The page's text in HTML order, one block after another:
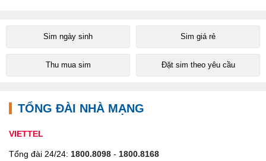
Sim ngày sinh Sim giá rẻ
Thu mua sim Đặt sim theo yêu cầu
TỔNG ĐÀI NHÀ MẠNG
VIETTEL
Tổng đài 24/24: 1800.8098 - 1800.8168